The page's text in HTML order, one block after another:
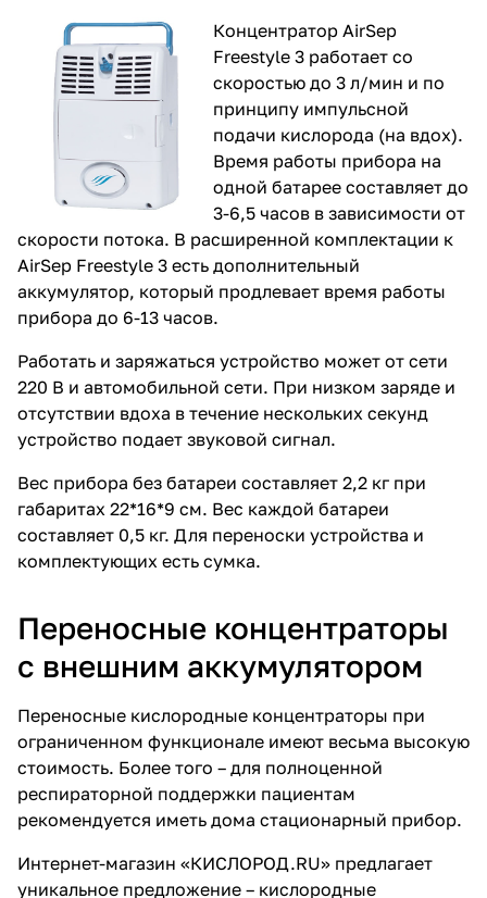
Концентратор AirSep
Freestyle 3 работает со
скоростью до 3 л/мин и по
принципу импульсной
подачи кислорода (на вдох).
Время работы прибора на
одной батарее составляет до
3-6,5 часов в зависимости от
скорости потока. В расширенной комплектации к
AirSep Freestyle 3 есть дополнительный
аккумулятор, который продлевает время работы
прибора до 6-13 часов.
Работать и заряжаться устройство может от сети
220 В и автомобильной сети. При низком заряде и
отсутствии вдоха в течение нескольких секунд
устройство подает звуковой сигнал.
Вес прибора без батареи составляет 2,2 кг при
габаритах 22*16*9 см. Вес каждой батареи
составляет 0,5 кг. Для переноски устройства и
комплектующих есть сумка.
Переносные концентраторы
с внешним аккумулятором
Переносные кислородные концентраторы при
ограниченном функционале имеют весьма высокую
стоимость. Более того – для полноценной
респираторной поддержки пациентам
рекомендуется иметь дома стационарный прибор.
Интернет-магазин «КИСЛОРОД.RU» предлагает
уникальное предложение – кислородные